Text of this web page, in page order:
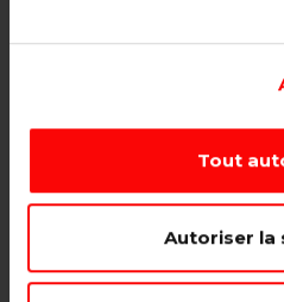
Tout
Autoriser la
Adhésion étudiant,